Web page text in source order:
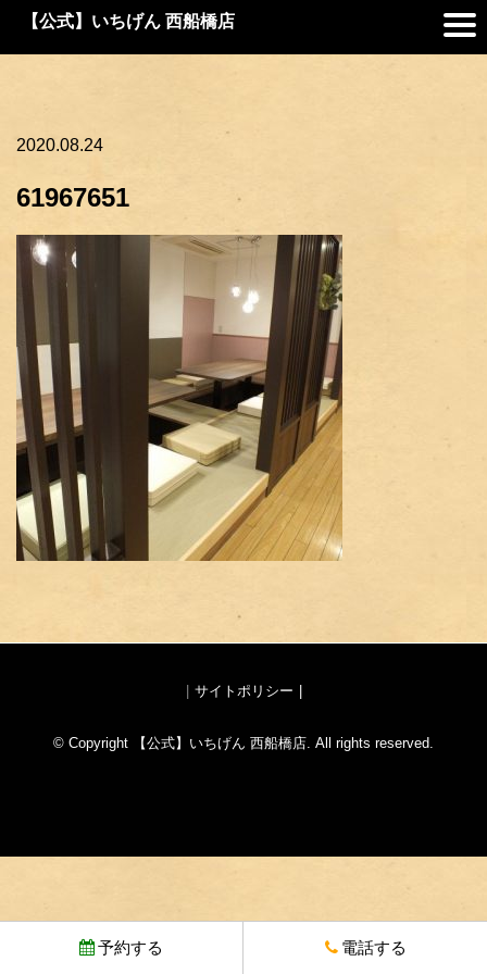
【公式】いちげん 西船橋店
2020.08.24
61967651
サイトポリシー
© Copyright 【公式】いちげん 西船橋店. All rights reserved.
予約する 電話する